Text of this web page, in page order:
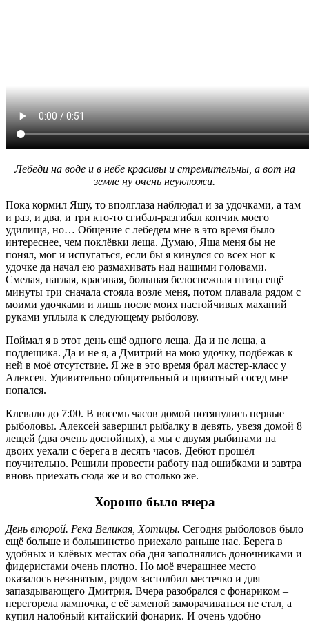
Лебеди на воде и в небе красивы и стремительны, а вот на
земле ну очень неуклюжи.
Пока кормил Яшу, то вполглаза наблюдал и за удочками, а там
и раз, и два, и три кто-то сгибал-разгибал кончик моего
удилища, но… Общение с лебедем мне в это время было
интереснее, чем поклёвки леща. Думаю, Яша меня бы не
понял, мог и испугаться, если бы я кинулся со всех ног к
удочке да начал ею размахивать над нашими головами.
Смелая, наглая, красивая, большая белоснежная птица ещё
минуты три сначала стояла возле меня, потом плавала рядом с
моими удочками и лишь после моих настойчивых маханий
руками уплыла к следующему рыболову.
Поймал я в этот день ещё одного леща. Да и не леща, а
подлещика. Да и не я, а Дмитрий на мою удочку, подбежав к
ней в моё отсутствие. Я же в это время брал мастер-класс у
Алексея. Удивительно общительный и приятный сосед мне
попался.
Клевало до 7:00. В восемь часов домой потянулись первые
рыболовы. Алексей завершил рыбалку в девять, увезя домой 8
лещей (два очень достойных), а мы с двумя рыбинами на
двоих уехали с берега в десять часов. Дебют прошёл
поучительно. Решили провести работу над ошибками и завтра
вновь приехать сюда же и во столько же.
Хорошо было вчера
День второй. Река Великая, Хотицы. Сегодня рыболовов было
ещё больше и большинство приехало раньше нас. Берега в
удобных и клёвых местах оба дня заполнялись доночниками и
фидеристами очень плотно. Но моё вчерашнее место
оказалось незанятым, рядом застолбил местечко и для
запаздывающего Дмитрия. Вчера разобрался с фонариком –
перегорела лампочка, с её заменой заморачиваться не стал, а
купил налобный китайский фонарик. И очень удобно